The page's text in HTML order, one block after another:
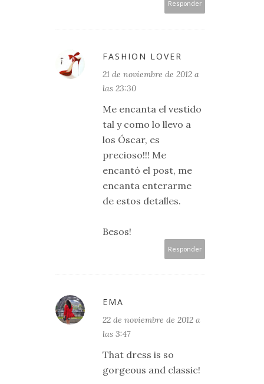
Responder
FASHION LOVER
21 de noviembre de 2012 a
las 23:30
Me encanta el vestido
tal y como lo llevo a
los Óscar, es
precioso!!! Me
encantó el post, me
encanta enterarme
de estos detalles.
Besos!
Responder
EMA
22 de noviembre de 2012 a
las 3:47
That dress is so
gorgeous and classic!